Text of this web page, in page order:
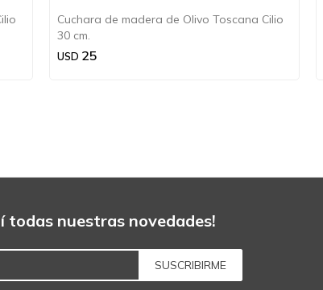
Cuchara de madera de Olivo Toscana Cilio
30 cm.
USD 25
todas nuestras novedades!
SUSCRIBIRME